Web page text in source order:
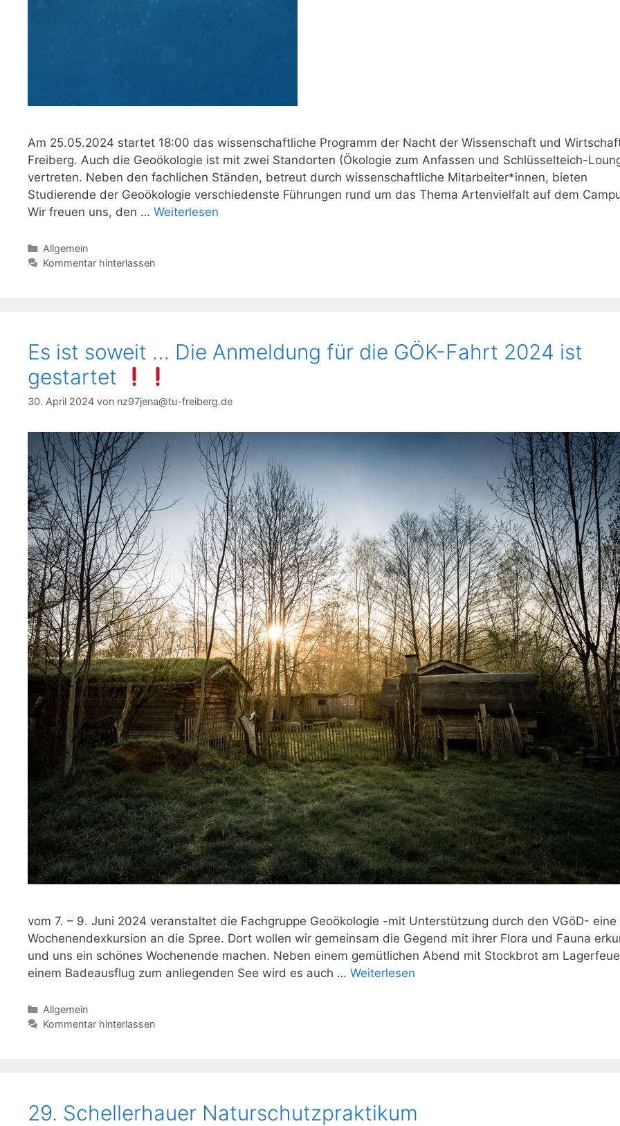
Am 25.05.2024 startet 18:00 das wissenschaftliche Programm der Nacht der Wissenschaft und
Freiberg. Auch die Geoökologie ist mit zwei Standorten (Ökologie zum Anfassen und Schlüsselteich-
vertreten. Neben den fachlichen Ständen, betreut durch wissenschaftliche Mitarbeiter*innen, bieten
Studierende der Geoökologie verschiedenste Führungen rund um das Thema Artenvielfalt auf dem
Wir freuen uns, den … Weiterlesen
Kategorien
Allgemein
Kommentar hinterlassen
Es ist soweit … Die Anmeldung für die GÖK-Fahrt 2024 ist
gestartet
30. April 2024 von nz97jena@tu-freiberg.de
vom 7. – 9. Juni 2024 veranstaltet die Fachgruppe Geoökologie -mit Unterstützung durch den VGöD- eine
Wochenendexkursion an die Spree. Dort wollen wir gemeinsam die Gegend mit ihrer Flora und Fauna
und uns ein schönes Wochenende machen. Neben einem gemütlichen Abend mit Stockbrot am
einem Badeausflug zum anliegenden See wird es auch … Weiterlesen
Kategorien
Allgemein
Kommentar hinterlassen
29. Schellerhauer Naturschutzpraktikum